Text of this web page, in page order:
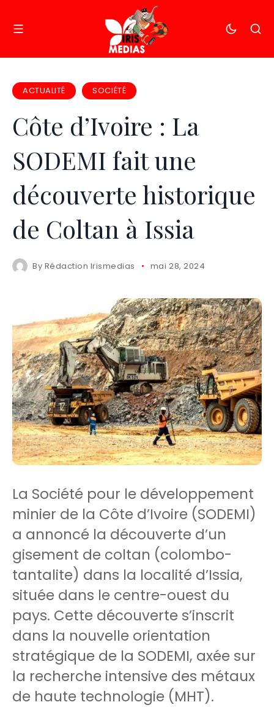
ACTUALITÉ SOCIÉTÉ
Côte d’Ivoire : La
SODEMI fait une
découverte historique
de Coltan à Issia
By Rédaction Irismedias mai 28, 2024
La Société pour le développement
minier de la Côte d’Ivoire (SODEMI)
a annoncé la découverte d’un
gisement de coltan (colombo-
tantalite) dans la localité d’Issia,
située dans le centre-ouest du
pays. Cette découverte s’inscrit
dans la nouvelle orientation
stratégique de la SODEMI, axée sur
la recherche intensive des métaux
de haute technologie (MHT).